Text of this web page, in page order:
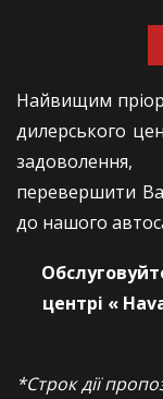
Найвищим
дилерського
перевершити
до нашого
центрі «
*Строк дії